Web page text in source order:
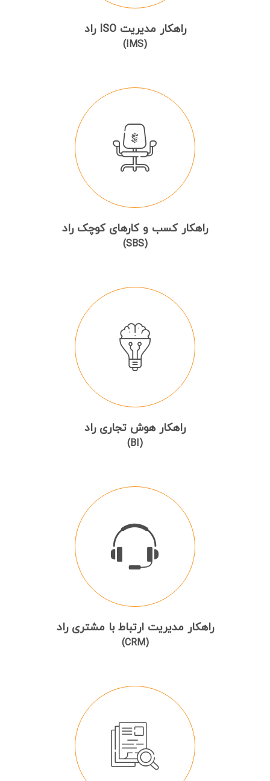
راهکار مدیریت ISO راد
(IMS)
راهکار کسب و کارهای کوچک راد
(SBS)
راهکار هوش تجاری راد
(BI)
راهکار مدیریت ارتباط با مشتری راد
(CRM)